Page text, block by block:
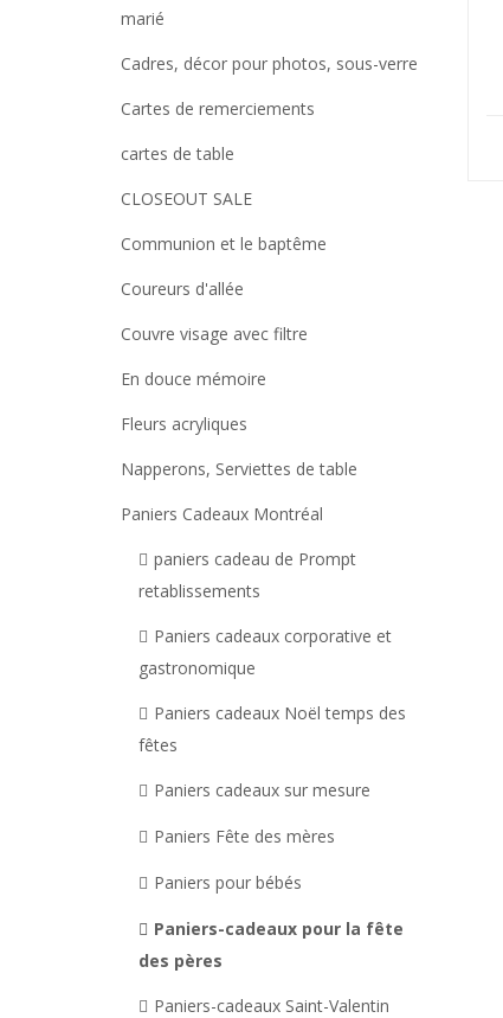
marié
Cadres, décor pour photos, sous-verre
Cartes de remerciements
cartes de table
CLOSEOUT SALE
Communion et le baptême
Coureurs d'allée
Couvre visage avec filtre
En douce mémoire
Fleurs acryliques
Napperons, Serviettes de table
Paniers Cadeaux Montréal
paniers cadeau de Prompt
retablissements
Paniers cadeaux corporative et
gastronomique
Paniers cadeaux Noël temps des
fêtes
Paniers cadeaux sur mesure
Paniers Fête des mères
Paniers pour bébés
Paniers-cadeaux pour la fête
des pères
Paniers-cadeaux Saint-Valentin